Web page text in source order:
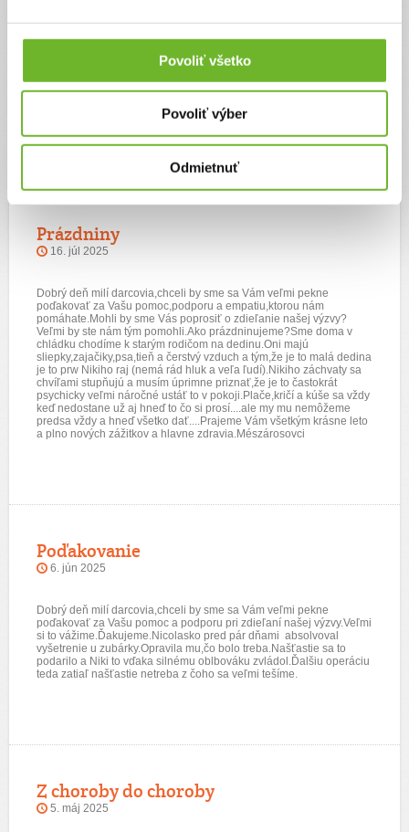
Povoliť všetko
Povoliť výber
Odmietnuť
Dobrý deň milí darcovia, chceli by sme sa Vám veľmi pekne
poďakovať za Vašu pomoc, podporu a empatiu. Vážime si to a
výzvy. Všetkým prajeme ešte krásne prázdninové dni a najmä v
Prázdniny
16. júl 2025
Dobrý deň milí darcovia,chceli by sme sa Vám veľmi pekne
poďakovať za Vašu pomoc,podporu a empatiu,ktorou nám
pomáhate.Mohli by sme Vás poprosiť o zdieľanie našej výzvy?
Veľmi by ste nám tým pomohli.Ako prázdninujeme?Sme doma v
chládku chodíme k starým rodičom na dedinu.Oni majú
sliepky,zajačiky,psa,tieň a čerstvý vzduch a tým,že je to malá dedina
je to prw Nikiho raj (nemá rád hluk a veľa ľudí).Nikiho záchvaty sa
chvíľami stupňujú a musím úprimne priznať,že je to častokrát
psychicky veľmi náročné ustáť to v pokoji.Plače,kričí a kúše sa vždy
keď nedostane už aj hneď to čo si prosí....ale my mu nemôžeme
predsa vždy a hneď všetko dať....Prajeme Vám všetkým krásne leto
a plno nových zážitkov a hlavne zdravia.Mészárosovci
Poďakovanie
6. jún 2025
Dobrý deň milí darcovia,chceli by sme sa Vám veľmi pekne
poďakovať za Vašu pomoc a podporu pri zdieľaní našej výzvy.Veľmi
si to vážime.Ďakujeme.Nicolasko pred pár dňami absolvoval
vyšetrenie u zubárky.Opravila mu,čo bolo treba.Našťastie sa to
podarilo a Niki to vďaka silnému oblbováku zvládol.Ďalšiu operáciu
teda zatiaľ našťastie netreba z čoho sa veľmi tešíme.
Z choroby do choroby
5. máj 2025